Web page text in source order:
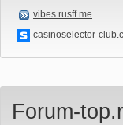
vibes.rusff.me
casinoselector-
Forum-